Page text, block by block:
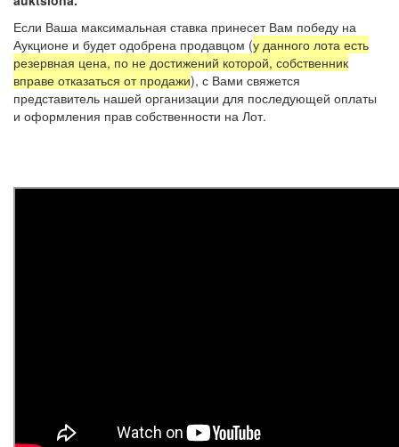
Если Ваша максимальная ставка принесет Вам победу на
Аукционе и будет одобрена продавцом (у данного лота есть
резервная цена, по не достижений которой, собственник
вправе отказаться от продажи), с Вами свяжется
представитель нашей организации для последующей оплаты
и оформления прав собственности на Лот.